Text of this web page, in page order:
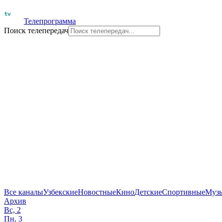
Телепрограмма
Поиск телепередач
Все каналыУзбекскиеНовостныеКиноДетскиеСпортивные
Архив
Вс, 2
Пн, 3